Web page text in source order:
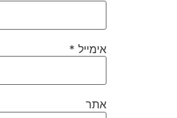
אימייל *
אתר